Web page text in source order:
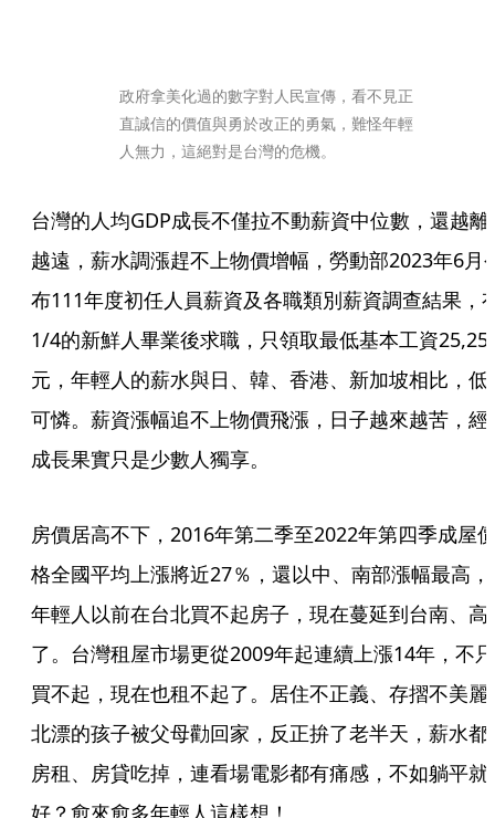
政府拿美化過的數字對人民宣傳，看不見正
直誠信的價值與勇於改正的勇氣，難怪年輕
人無力，這絕對是台灣的危機。
台灣的人均GDP成長不僅拉不動薪資中位數，還越離
越遠，薪水調漲趕不上物價增幅，勞動部2023年6月
布111年度初任人員薪資及各職類別薪資調查結果，
1/4的新鮮人畢業後求職，只領取最低基本工資
元，年輕人的薪水與日、韓、香港、新加坡相比，低
可憐。薪資漲幅追不上物價飛漲，日子越來越苦，經
成長果實只是少數人獨享。
房價居高不下，2016年第二季至2022年第四季成屋
格全國平均上漲將近27％，還以中、南部漲幅最高，
年輕人以前在台北買不起房子，現在蔓延到台南、高
了。台灣租屋市場更從2009年起連續上漲14年，不只
買不起，現在也租不起了。居住不正義、存摺不美麗
北漂的孩子被父母勸回家，反正拚了老半天，薪水都
房租、房貸吃掉，連看場電影都有痛感，不如躺平就
好？愈來愈多年輕人這樣想！